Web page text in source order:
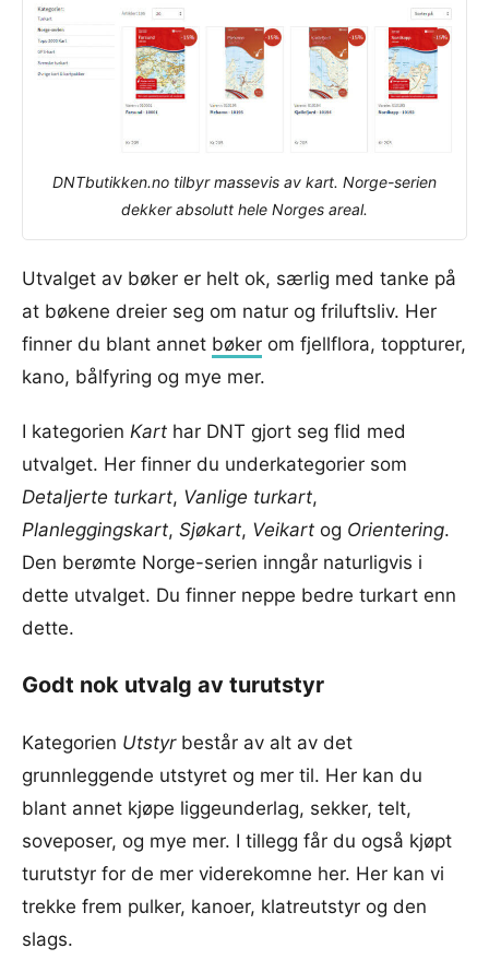
DNTbutikken.no tilbyr massevis av kart. Norge-serien
dekker absolutt hele Norges areal.
Utvalget av bøker er helt ok, særlig med tanke på
at bøkene dreier seg om natur og friluftsliv. Her
finner du blant annet bøker om fjellflora, toppturer,
kano, bålfyring og mye mer.
I kategorien Kart har DNT gjort seg flid med
utvalget. Her finner du underkategorier som
Detaljerte turkart, Vanlige turkart,
Planleggingskart, Sjøkart, Veikart og Orientering.
Den berømte Norge-serien inngår naturligvis i
dette utvalget. Du finner neppe bedre turkart enn
dette.
Godt nok utvalg av turutstyr
Kategorien Utstyrbestår av alt av det
grunnleggende utstyret og mer til. Her kan du
blant annet kjøpe liggeunderlag, sekker, telt,
soveposer, og mye mer. I tillegg får du også kjøpt
turutstyr for de mer viderekomne her. Her kan vi
trekke frem pulker, kanoer, klatreutstyr og den
slags.